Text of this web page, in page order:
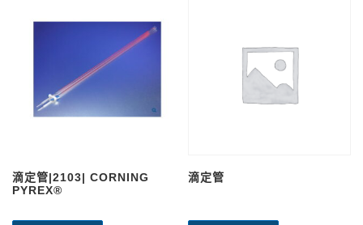
滴定管|2103| CORNING
PYREX®
滴定管